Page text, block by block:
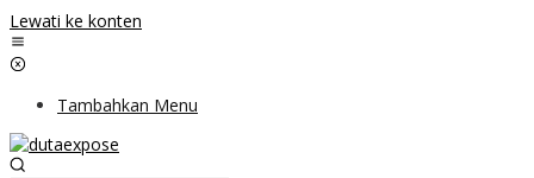
Lewati ke konten
Tambahkan Menu